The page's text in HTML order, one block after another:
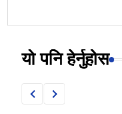
यो पनि हेर्नुहोस